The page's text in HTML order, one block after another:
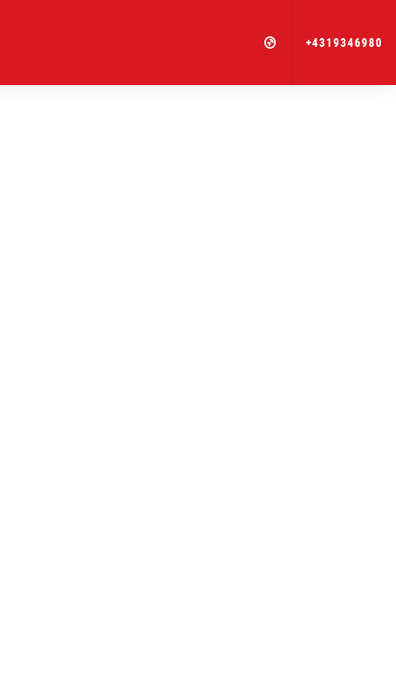
+4319346980